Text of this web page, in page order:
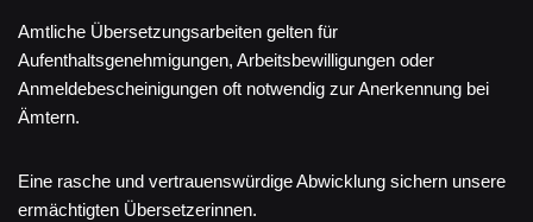
Amtliche Übersetzungsarbeiten gelten für
Aufenthaltsgenehmigungen, Arbeitsbewilligungen oder
Anmeldebescheinigungen oft notwendig zur Anerkennung bei
Ämtern.
Eine rasche und vertrauenswürdige Abwicklung sichern unsere
ermächtigten Übersetzerinnen.